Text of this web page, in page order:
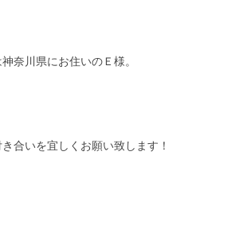
奈川県にお住いのＥ様。
合いを宜しくお願い致します！